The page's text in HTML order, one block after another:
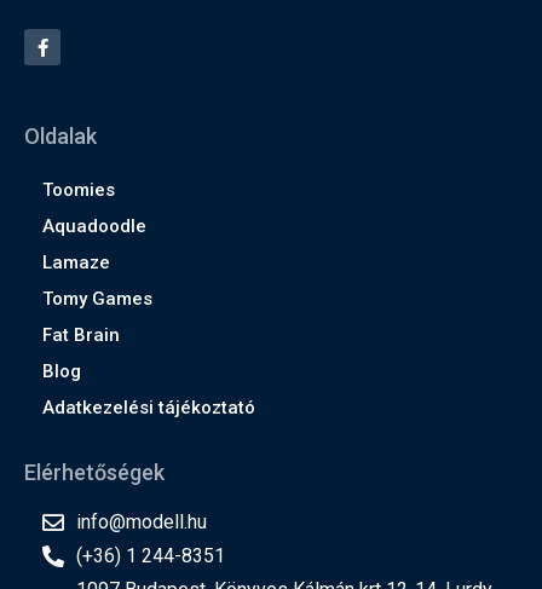
Oldalak
Toomies
Aquadoodle
Lamaze
Tomy Games
Fat Brain
Blog
Adatkezelési tájékoztató
Elérhetőségek
info@modell.hu
(+36) 1 244-8351